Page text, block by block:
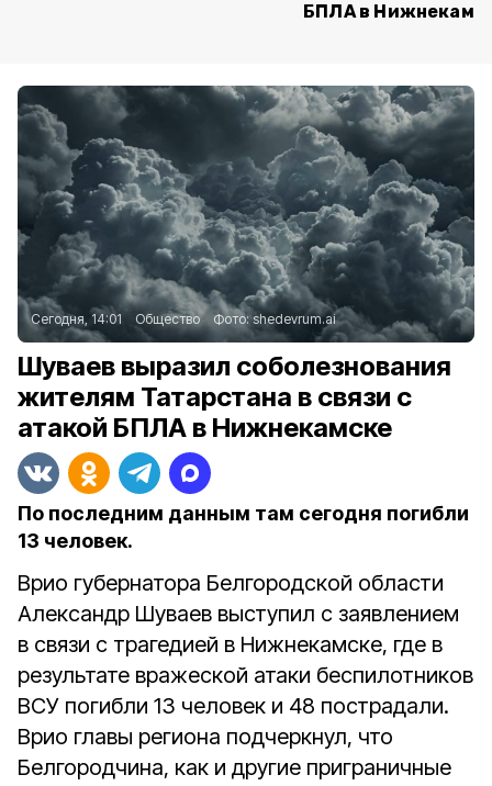
БПЛА в
Сегодня, 14:01 Общество Фото:shedevrum.ai
Шуваев выразил соболезнования
жителям Татарстана в связи с
атакой БПЛА в Нижнекамске
По последним данным там сегодня погибли
13 человек.
Врио губернатора Белгородской области
Александр Шуваев выступил с заявлением
в связи с трагедией в Нижнекамске, где в
результате вражеской атаки беспилотников
ВСУ погибли 13 человек и 48 пострадали.
Врио главы региона подчеркнул, что
Белгородчина, как и другие приграничные